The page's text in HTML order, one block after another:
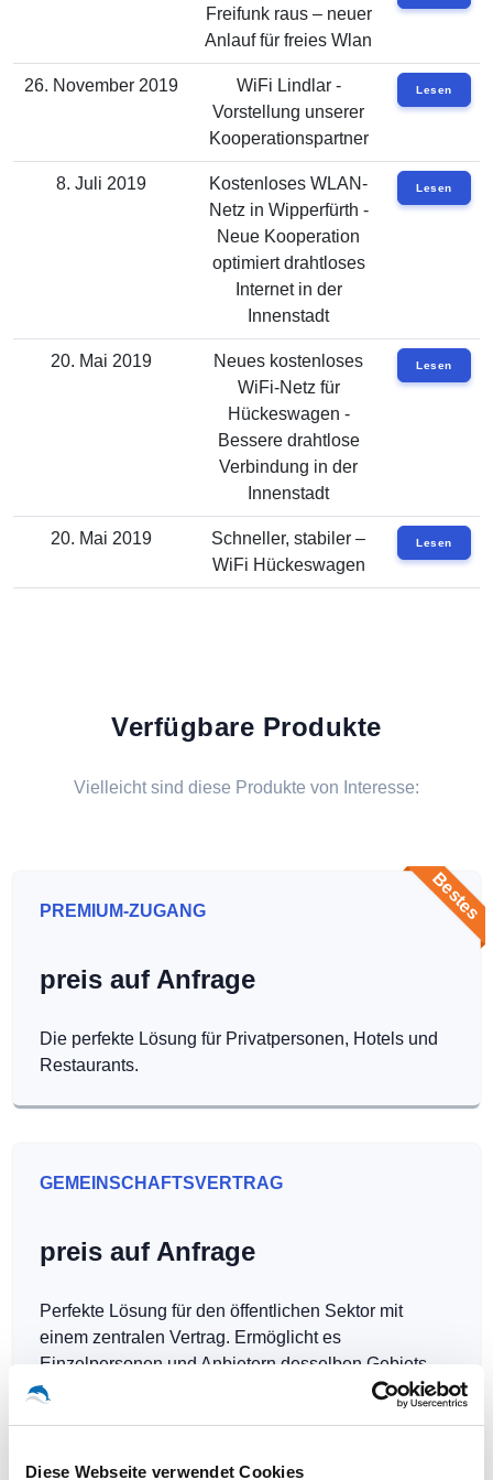
Diese Webseite verwendet Cookies
Freifunk raus – neuer
Anlauf für freies Wlan
26. November 2019
WiFi Lindlar -
Vorstellung unserer
Kooperationspartner
Lesen
8. Juli 2019
Kostenloses WLAN-
Netz in Wipperfürth -
Neue Kooperation
optimiert drahtloses
Internet in der
Innenstadt
Lesen
20. Mai 2019
Neues kostenloses
WiFi-Netz für
Hückeswagen -
Bessere drahtlose
Verbindung in der
Innenstadt
Lesen
20. Mai 2019
Schneller, stabiler –
WiFi Hückeswagen
Lesen
Verfügbare Produkte
Vielleicht sind diese Produkte von Interesse:
Bestes
PREMIUM-ZUGANG
preis auf Anfrage
Die perfekte Lösung für Privatpersonen, Hotels und
Restaurants.
GEMEINSCHAFTSVERTRAG
preis auf Anfrage
Perfekte Lösung für den öffentlichen Sektor mit
einem zentralen Vertrag. Ermöglicht es
Einzelpersonen und Anbietern desselben Gebiets,
Hotspots kostenlos zu betreiben.